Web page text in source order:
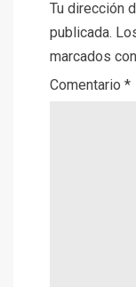
Tu dirección
publicada.
marcados con
Comentario *